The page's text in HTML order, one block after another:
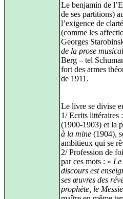
Le benjamin de
de ses partitions)
l’exigence de
(comme les
Georges
de la prose
Berg – tel
fort des armes
de 1911.
Le livre se divise
1/ Ecrits littéraires
(1900‑1903) et la
à la mine (1904),
ambitieux qui se
2/ Profession de
par ces mots : «
discours est
ses œuvres des
prophète, le